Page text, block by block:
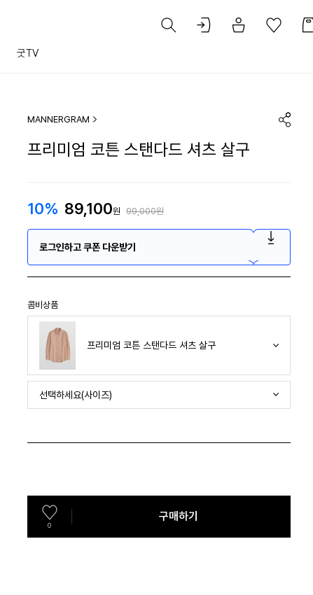
굿TV
MANNERGRAM
프리미엄 코튼 스탠다드 셔츠 살구
10% 89,100원 99,000원
로그인하고 쿠폰 다운받기
콤비상품
프리미엄 코튼 스탠다드 셔츠 살구
선택하세요(사이즈)
0
구매하기